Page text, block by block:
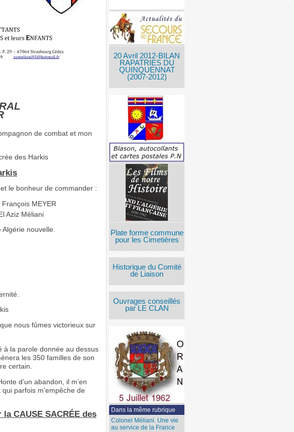
de combat et mon
des Harkis
le bonheur de commander :
MEYER
Aziz Méliani
Algérie nouvelle.
nous fûmes victorieux sur
à la parole donnée au dessus
les 350 familles de son
certain.
d’un abandon, il m’en
parfois m’empêche de
CAUSE SACRÉE des
20 Avril 2012-BILAN
RAPATRIES DU
QUINQUENNAT
(2007-2012)
Plate forme commune
pour les Cimetières
Historique du Comité
de Liaison
Ouvrages conseillés
par LE CLAN
Dans la même rubrique
Colonel Méliani. Une vie
au service de la France